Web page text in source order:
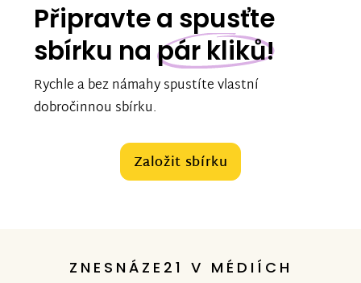
Připravte a spusťte
sbírku na pár kliků!
Rychle a bez námahy spustíte vlastní
dobročinnou sbírku.
Založit sbírku
ZNESNÁZE21 V MÉDIÍCH